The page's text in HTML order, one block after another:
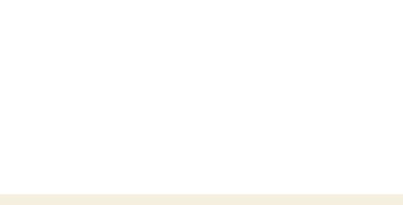
สารคาม